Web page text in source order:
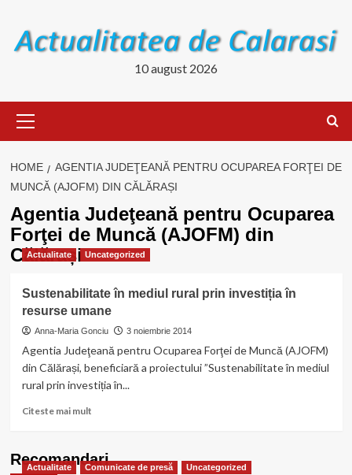
content
10 august 2026
Menu
HOME
AGENTIA JUDEŢEANĂ PENTRU OCUPAREA FORŢEI DE
MUNCĂ (AJOFM) DIN CĂLĂRAȘI
Agentia Judeţeană pentru Ocuparea
Forţei de Muncă (AJOFM) din
Călărași
Actualitate Uncategorized
Sustenabilitate în mediul rural prin investiția în
resurse umane
Anna-Maria Gonciu 3 noiembrie 2014
Agentia Judeţeană pentru Ocuparea Forţei de Muncă (AJOFM)
din Călărași, beneficiară a proiectului ”Sustenabilitate în mediul
rural prin investiția în...
Citeste mai multRead
Sustenabilitate
în
Recomandari
Actualitate Comunicate de presă Uncategorized